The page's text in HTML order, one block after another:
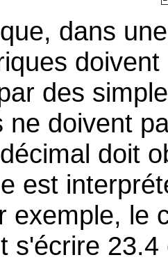
dans
des
ne doivent
doit
est
exemple, le
s'écrire 23.4